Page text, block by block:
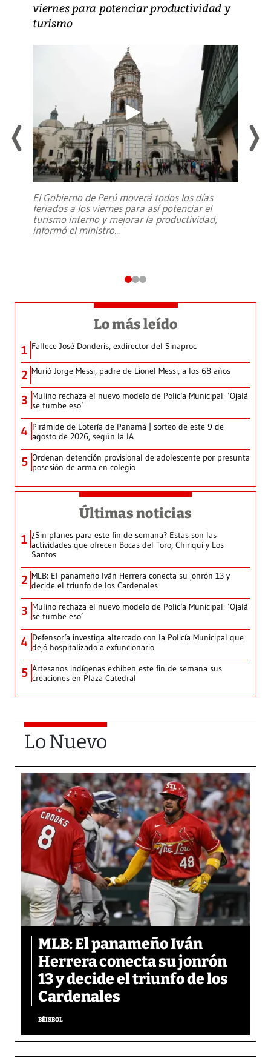
viernes para potenciar productividad y
turismo
El Gobierno de Perú moverá todos los días
feriados a los viernes para así potenciar el
turismo interno y mejorar la productividad,
informó el ministro...
Lo más leído
1 Fallece José Donderis, exdirector del Sinaproc
2 Murió Jorge Messi, padre de Lionel Messi, a los 68 años
3 Mulino rechaza el nuevo modelo de Policía Municipal: ‘Ojalá
se tumbe eso’
4 Pirámide de Lotería de Panamá | sorteo de este 9 de
agosto de 2026, según la IA
5 Ordenan detención provisional de adolescente por presunta
posesión de arma en colegio
Últimas noticias
1 ¿Sin planes para este fin de semana? Estas son las
actividades que ofrecen Bocas del Toro, Chiriquí y Los
Santos
2 MLB: El panameño Iván Herrera conecta su jonrón 13 y
decide el triunfo de los Cardenales
3 Mulino rechaza el nuevo modelo de Policía Municipal: ‘Ojalá
se tumbe eso’
4 Defensoría investiga altercado con la Policía Municipal que
dejó hospitalizado a exfuncionario
5 Artesanos indígenas exhiben este fin de semana sus
creaciones en Plaza Catedral
Lo Nuevo
MLB: El panameño Iván
Herrera conecta su jonrón
13 y decide el triunfo de los
Cardenales
BÉISBOL